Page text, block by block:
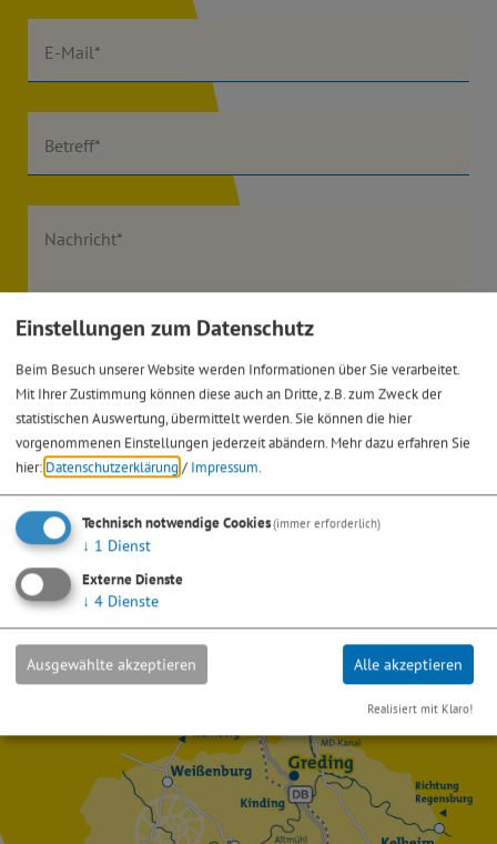
E-Mail*
Betreff*
Nachricht*
Ich habe dieDatenschutzerklärung gelesenund bin
damit einverstanden.*
*) Pflichtfeld
Eine Kopie dieser E-Mail wird an Ihre Adresse verschickt.
Einstellungen zum Datenschutz
Beim Besuch unserer Website werden Informationen über Sie verarbeitet.
Mit Ihrer Zustimmung können diese auch an Dritte, z.B. zum Zweck der
statistischen Auswertung, übermittelt werden. Sie können die hier
vorgenommenen Einstellungen jederzeit abändern. Mehr dazu erfahren Sie
hier: Datenschutzerklärung / Impressum.
Technisch notwendige Cookies(immer erforderlich)
↓ 1 Dienst
Externe Dienste
↓ 4 Dienste
Ausgewählte akzeptieren Alle akzeptieren
Realisiert mit Klaro!